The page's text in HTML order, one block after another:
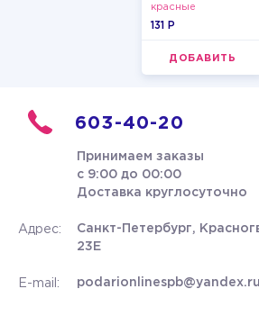
красные
131 P
ДОБАВИТЬ
603-40-20
Принимаем заказы
с 9:00 до 00:00
Доставка круглосуточно
Адрес:
Санкт-Петербург,
23Е
E-mail: podarionlinespb@yandex.ru